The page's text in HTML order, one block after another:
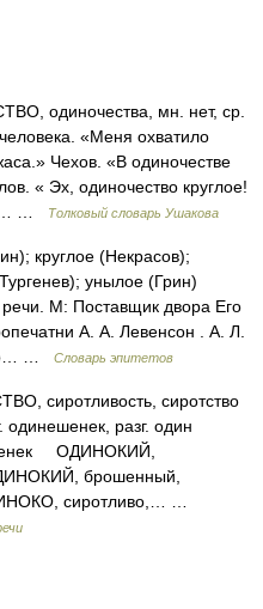
одиночества, мн. нет, ср.
«Меня охватило
Чехов. «В одиночестве
« Эх, одиночество круглое!
…
Толковый словарь Ушакова
круглое (Некрасов);
унылое (Грин)
речи. М: Поставщик двора Его
А. А. Левенсон . А. Л.
…
Словарь эпитетов
сиротливость, сиротство
разг. один
ОДИНОКИЙ,
брошенный,
сиротливо,… …